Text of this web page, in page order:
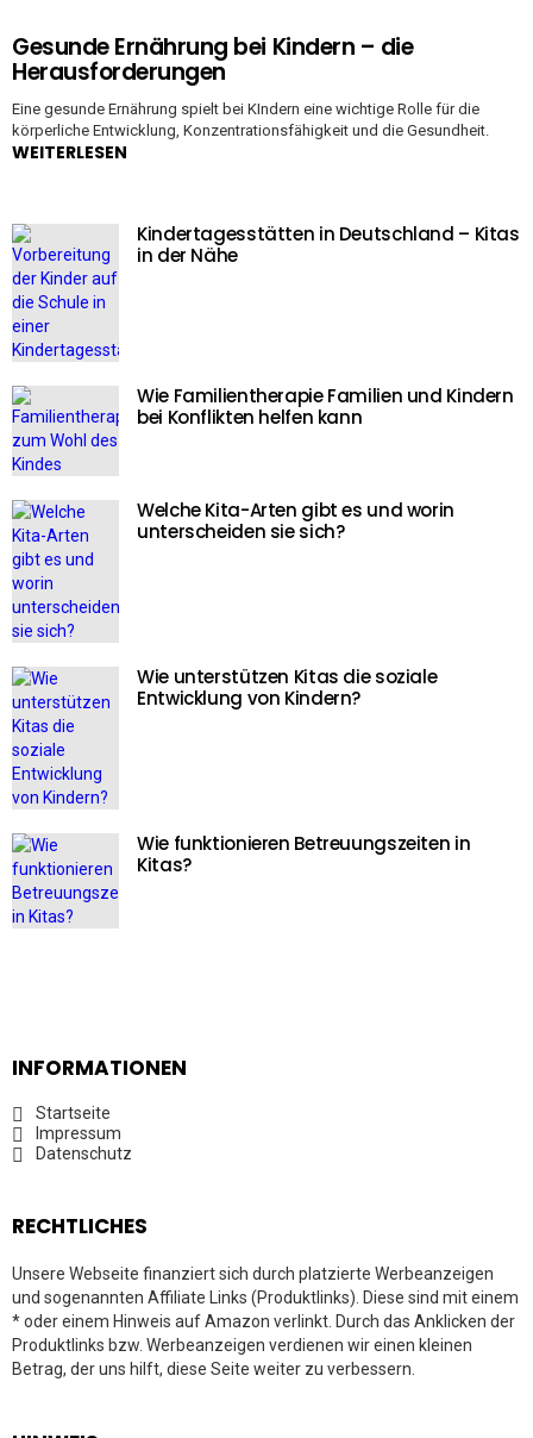
Gesunde Ernährung bei Kindern – die
Herausforderungen
Eine gesunde Ernährung spielt bei KIndern eine wichtige Rolle für die
körperliche Entwicklung, Konzentrationsfähigkeit und die Gesundheit.
WEITERLESEN
Kindertagesstätten in Deutschland – Kitas
in der Nähe
Wie Familientherapie Familien und Kindern
bei Konflikten helfen kann
Welche Kita-Arten gibt es und worin
unterscheiden sie sich?
Wie unterstützen Kitas die soziale
Entwicklung von Kindern?
Wie funktionieren Betreuungszeiten in
Kitas?
INFORMATIONEN
Startseite
Impressum
Datenschutz
RECHTLICHES
Unsere Webseite finanziert sich durch platzierte Werbeanzeigen
und sogenannten Affiliate Links (Produktlinks). Diese sind mit einem
* oder einem Hinweis auf Amazon verlinkt. Durch das Anklicken der
Produktlinks bzw. Werbeanzeigen verdienen wir einen kleinen
Betrag, der uns hilft, diese Seite weiter zu verbessern.